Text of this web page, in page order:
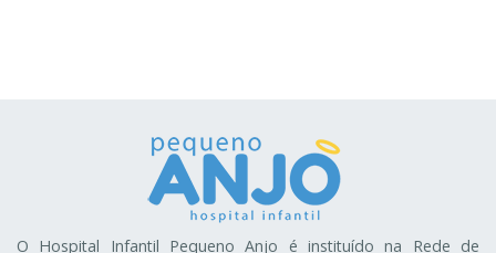
O Hospital Infantil Pequeno Anjo é instituído na Rede de